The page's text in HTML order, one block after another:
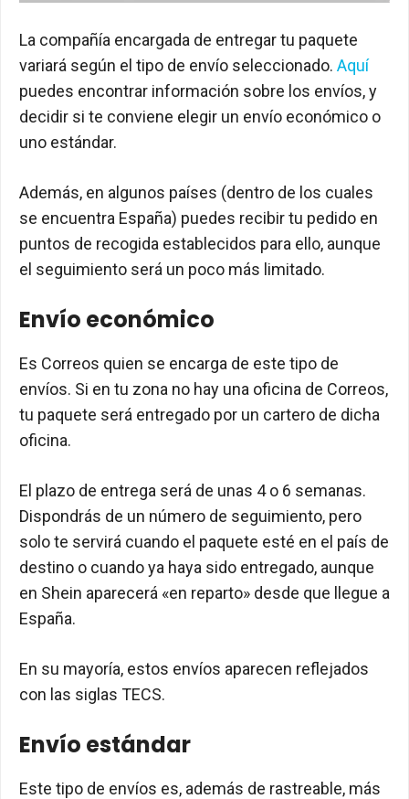
La compañía encargada de entregar tu paquete
variará según el tipo de envío seleccionado. Aquí
puedes encontrar información sobre los envíos, y
decidir si te conviene elegir un envío económico o
uno estándar.
Además, en algunos países (dentro de los cuales
se encuentra España) puedes recibir tu pedido en
puntos de recogida establecidos para ello, aunque
el seguimiento será un poco más limitado.
Envío económico
Es Correos quien se encarga de este tipo de
envíos. Si en tu zona no hay una oficina de Correos,
tu paquete será entregado por un cartero de dicha
oficina.
El plazo de entrega será de unas 4 o 6 semanas.
Dispondrás de un número de seguimiento, pero
solo te servirá cuando el paquete esté en el país de
destino o cuando ya haya sido entregado, aunque
en Shein aparecerá «en reparto» desde que llegue a
España.
En su mayoría, estos envíos aparecen reflejados
con las siglas TECS.
Envío estándar
Este tipo de envíos es, además de rastreable, más